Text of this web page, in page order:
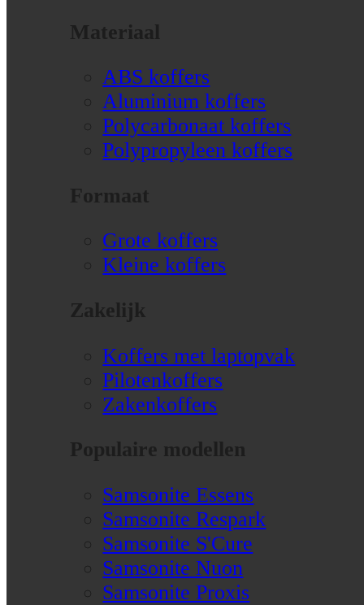
Materiaal
ABS koffers
Aluminium koffers
Polycarbonaat koffers
Polypropyleen koffers
Formaat
Grote koffers
Kleine koffers
Zakelijk
Koffers met laptopvak
Pilotenkoffers
Zakenkoffers
Populaire modellen
Samsonite Essens
Samsonite Respark
Samsonite S'Cure
Samsonite Nuon
Samsonite Proxis